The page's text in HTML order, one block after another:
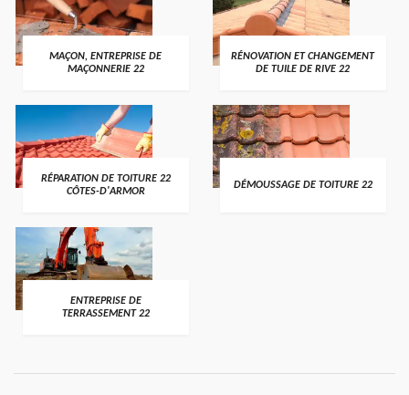
MAÇON, ENTREPRISE DE
MAÇONNERIE 22
RÉNOVATION ET CHANGEMENT
DE TUILE DE RIVE 22
RÉPARATION DE TOITURE 22
CÔTES-D'ARMOR
DÉMOUSSAGE DE TOITURE 22
ENTREPRISE DE
TERRASSEMENT 22